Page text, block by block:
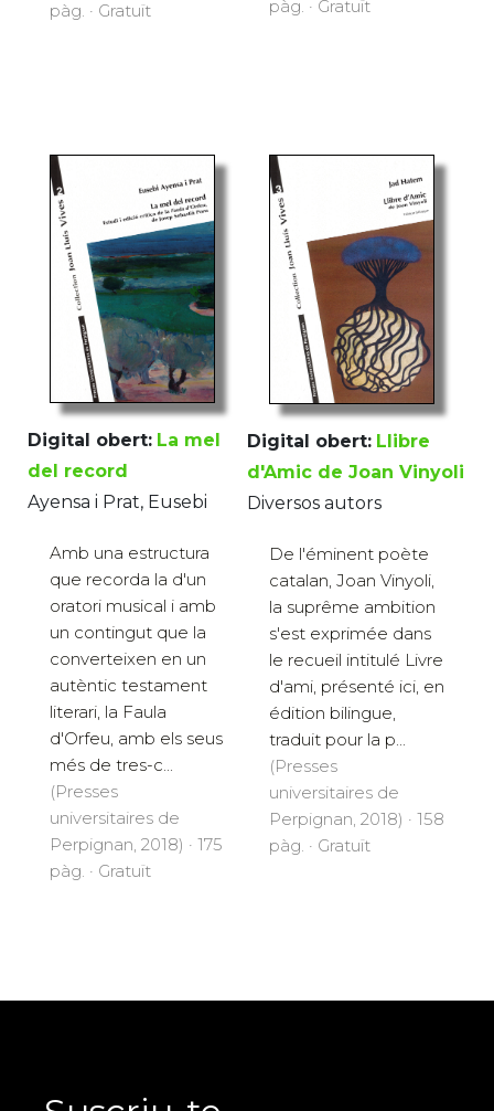
pàg. · Gratuït pàg. · Gratuït
Digital obert: La mel
del record
Ayensa i Prat, Eusebi
Amb una estructura
que recorda la d'un
oratori musical i amb
un contingut que la
converteixen en un
autèntic testament
literari, la Faula
d'Orfeu, amb els seus
més de tres-c...
(Presses
universitaires de
Perpignan, 2018) · 175
pàg. · Gratuït
Digital obert: Llibre
d'Amic de Joan Vinyoli
Diversos autors
De l'éminent poète
catalan, Joan Vinyoli,
la suprême ambition
s'est exprimée dans
le recueil intitulé Livre
d'ami, présenté ici, en
édition bilingue,
traduit pour la p...
(Presses
universitaires de
Perpignan, 2018) · 158
pàg. · Gratuït